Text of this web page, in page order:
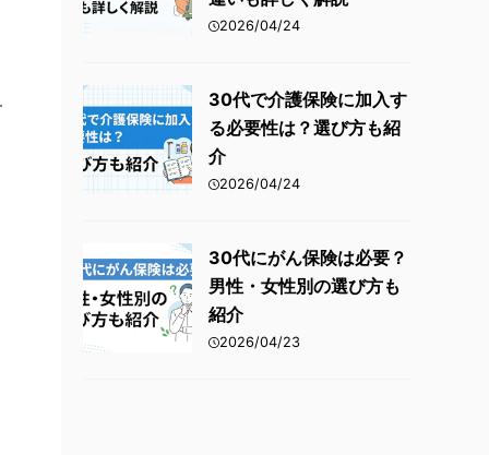
2026/04/24
30代で介護保険に加入す
る必要性は？選び方も紹
介
2026/04/24
30代にがん保険は必要？
男性・女性別の選び方も
紹介
2026/04/23